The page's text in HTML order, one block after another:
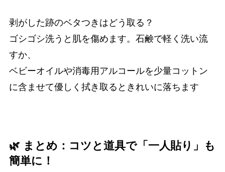
剥がした跡のベタつきはどう取る？
ゴシゴシ洗うと肌を傷めます。石鹸で軽く洗い流
すか、
ベビーオイルや消毒用アルコールを少量コットン
に含ませて優しく拭き取るときれいに落ちます
🌿 まとめ：コツと道具で「一人貼り」も
簡単に！